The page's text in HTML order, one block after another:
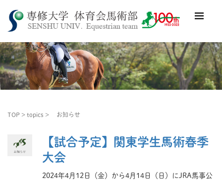
TOP > topics > お知らせ
【試合予定】関東学生馬術春季
大会
2024年4月12日（金）から4月14日（日）にJRA馬事公